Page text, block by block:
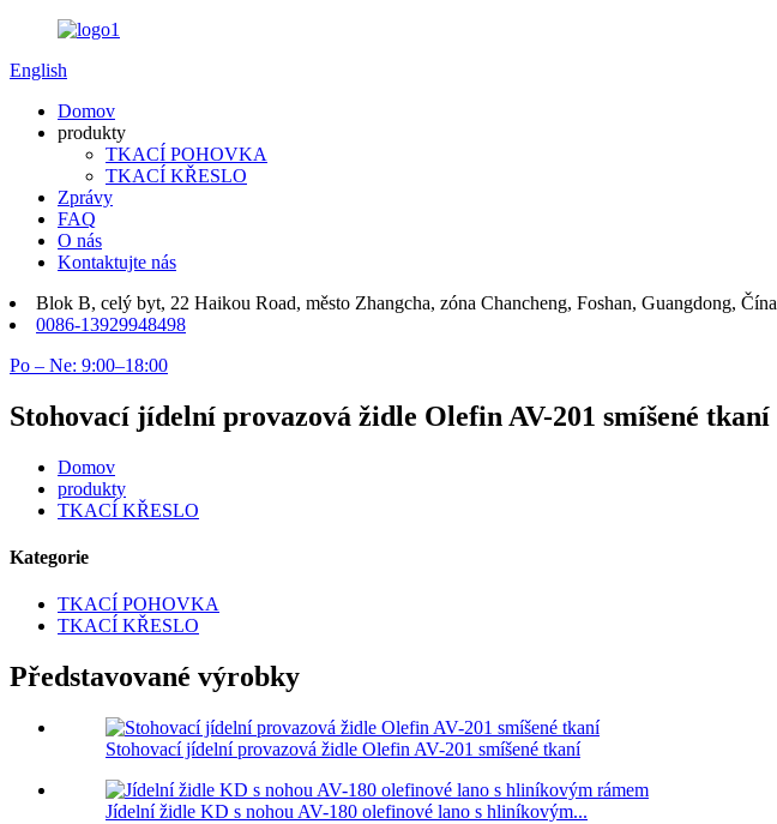
English
Domov
produkty
TKACÍ POHOVKA
TKACÍ KŘESLO
Zprávy
FAQ
O nás
Kontaktujte nás
Blok B, celý byt, 22 Haikou Road, město Zhangcha, zóna Chancheng, Foshan, Guangdong, Čína
0086-13929948498
Po – Ne: 9:00–18:00
Stohovací jídelní provazová židle Olefin AV-201 smíšené tkaní
Domov
produkty
TKACÍ KŘESLO
Kategorie
TKACÍ POHOVKA
TKACÍ KŘESLO
Představované výrobky
Stohovací jídelní provazová židle Olefin AV-201 smíšené tkaní
Jídelní židle KD s nohou AV-180 olefinové lano s hliníkovým...